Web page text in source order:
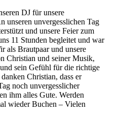
DJ für unsere
unseren unvergesslichen Tag
und unsere Feier zum
11 Stunden begleitet und war
als Brautpaar und unsere
Christian und seiner Musik,
sein Gefühl für die richtige
Christian, dass er
noch unvergesslicher
ihm alles Gute. Werden
wieder Buchen – Vielen